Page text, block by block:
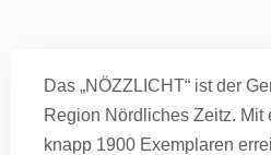
Das „NÖZZLICHT“ ist der
Region Nördliches Zeitz. Mit
knapp 1900 Exemplaren